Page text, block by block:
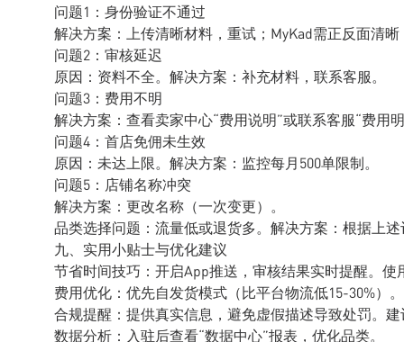
问题1：身份验证不通过
解决方案：上传清晰材料，重试；MyKad需正反面清
问题2：审核延迟
原因：资料不全。解决方案：补充材料，联系客服。
问题3：费用不明
解决方案：查看卖家中心“费用说明”或联系客服“费用
问题4：首店免佣未生效
原因：未达上限。解决方案：监控每月500单限制。
问题5：店铺名称冲突
解决方案：更改名称（一次变更）。
品类选择问题：流量低或退货多。解决方案：根据上
九、实用小贴士与优化建议
节省时间技巧：开启App推送，审核结果实时提醒。使
费用优化：优先自发货模式（比平台物流低15-30%）
合规提醒：提供真实信息，避免虚假描述导致处罚。建
数据分析：入驻后查看“数据中心”报表，优化品类。